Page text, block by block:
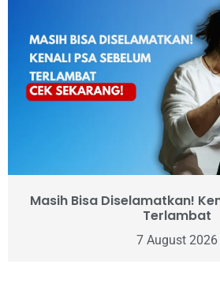
Masih Bisa Diselamatkan!
Terlambat
7 August 2026